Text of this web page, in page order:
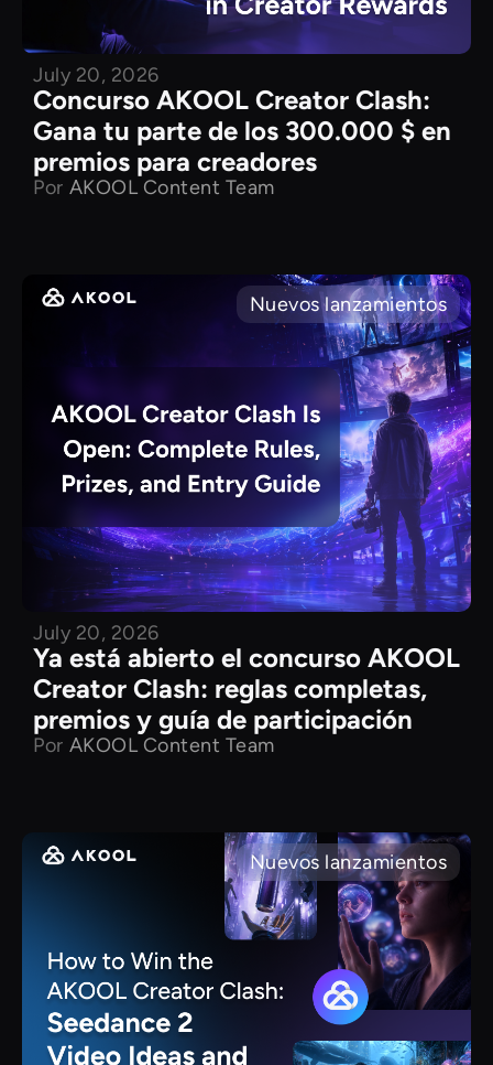
July 20, 2026
Concurso AKOOL Creator Clash:
Gana tu parte de los 300.000 $ en
premios para creadores
Por AKOOL Content Team
Nuevos lanzamientos
July 20, 2026
Ya está abierto el concurso AKOOL
Creator Clash: reglas completas,
premios y guía de participación
Por AKOOL Content Team
Nuevos lanzamientos